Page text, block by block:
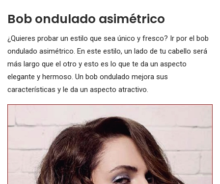
Bob ondulado asimétrico
¿Quieres probar un estilo que sea único y fresco? Ir por el bob
ondulado asimétrico. En este estilo, un lado de tu cabello será
más largo que el otro y esto es lo que te da un aspecto
elegante y hermoso. Un bob ondulado mejora sus
características y le da un aspecto atractivo.